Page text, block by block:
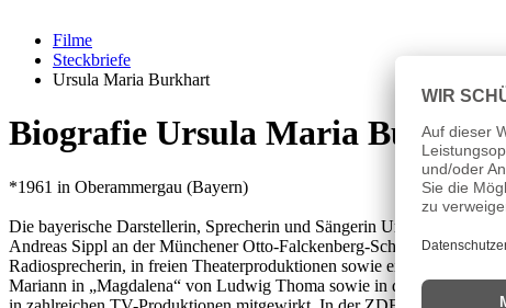
Filme
Steckbriefe
Ursula Maria Burkhart
Biografie Ursula Maria
*1961 in Oberammergau (Bayern)
Die bayerische Darstellerin, Sprecherin und Sängerin Ursula Maria
Andreas Sippl an der Münchener Otto-Falckenberg-Schule. Seit 1984
Radiosprecherin, in freien Theaterproduktionen sowie ein dauerhaftes
Mariann in „Magdalena“ von Ludwig Thoma sowie in der